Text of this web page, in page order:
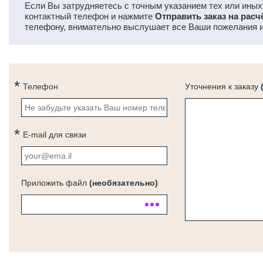
Если Вы затрудняетесь с точным указанием тех или
контактный телефон и нажмите Отправить заказ на
телефону, внимательно выслушает все Ваши пожелания
Телефон
E-mail для связи
Приложить файл (необязательно)
Уточнения к заказу